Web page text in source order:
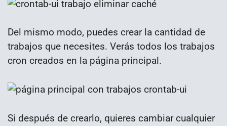
Del mismo modo, puedes crear la cantidad de
trabajos que necesites. Verás todos los trabajos
cron creados en la página principal.
Si después de crearlo, quieres cambiar cualquier